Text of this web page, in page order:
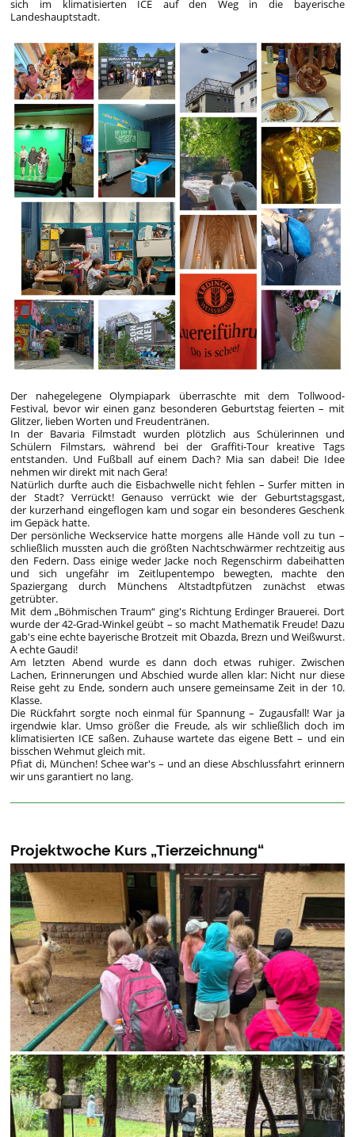
sich im klimatisierten ICE auf den Weg in die bayerische
Landeshauptstadt.
Der nahegelegene Olympiapark überraschte mit dem Tollwood-
Festival, bevor wir einen ganz besonderen Geburtstag feierten – mit
Glitzer, lieben Worten und Freudentränen.
In der Bavaria Filmstadt wurden plötzlich aus Schülerinnen und
Schülern Filmstars, während bei der Graffiti-Tour kreative Tags
entstanden. Und Fußball auf einem Dach? Mia san dabei! Die Idee
nehmen wir direkt mit nach Gera!
Natürlich durfte auch die Eisbachwelle nicht fehlen – Surfer mitten in
der Stadt? Verrückt! Genauso verrückt wie der Geburtstagsgast,
der kurzerhand eingeflogen kam und sogar ein besonderes Geschenk
im Gepäck hatte.
Der persönliche Weckservice hatte morgens alle Hände voll zu tun –
schließlich mussten auch die größten Nachtschwärmer rechtzeitig aus
den Federn. Dass einige weder Jacke noch Regenschirm dabeihatten
und sich ungefähr im Zeitlupentempo bewegten, machte den
Spaziergang durch Münchens Altstadtpfützen zunächst etwas
getrübter.
Mit dem „Böhmischen Traum“ ging's Richtung Erdinger Brauerei. Dort
wurde der 42-Grad-Winkel geübt – so macht Mathematik Freude! Dazu
gab's eine echte bayerische Brotzeit mit Obazda, Brezn und Weißwurst.
A echte Gaudi!
Am letzten Abend wurde es dann doch etwas ruhiger. Zwischen
Lachen, Erinnerungen und Abschied wurde allen klar: Nicht nur diese
Reise geht zu Ende, sondern auch unsere gemeinsame Zeit in der 10.
Klasse.
Die Rückfahrt sorgte noch einmal für Spannung – Zugausfall! War ja
irgendwie klar. Umso größer die Freude, als wir schließlich doch im
klimatisierten ICE saßen. Zuhause wartete das eigene Bett – und ein
bisschen Wehmut gleich mit.
Pfiat di, München! Schee war's – und an diese Abschlussfahrt erinnern
wir uns garantiert no lang.
Projektwoche Kurs „Tierzeichnung“